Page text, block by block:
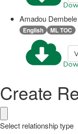
Amadou
English ML TOC
Create
Select relationship type